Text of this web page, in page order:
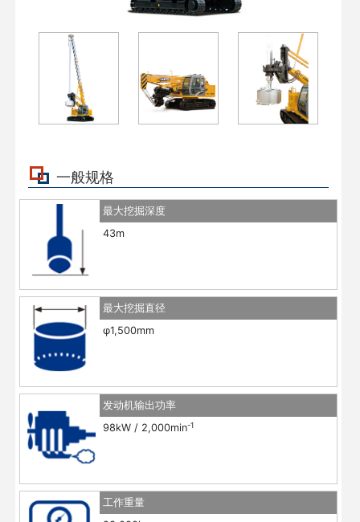
一般规格
最大挖掘深度
43m
最大挖掘直径
φ1,500mm
发动机输出功率
98kW / 2,000min-1
工作重量